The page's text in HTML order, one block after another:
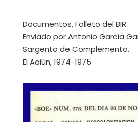
Documentos, Folleto del BIR
Enviado por Antonio García
Sargento de Complemento.
El Aaiún, 1974-1975